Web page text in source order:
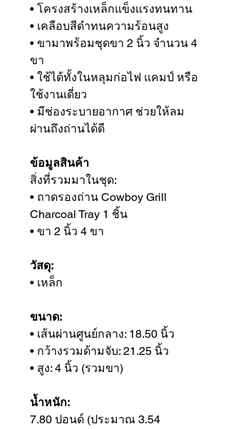
• โครงสร้างเหล็กแข็งแรงทนทาน
• เคลือบสีดำทนความร้อนสูง
• ขามาพร้อมชุดขา 2 นิ้ว จำนวน 4
ขา
• ใช้ได้ทั้งในหลุมก่อไฟ แคมป์ หรือ
ใช้งานเดี่ยว
• มีช่องระบายอากาศ ช่วยให้ลม
ผ่านถึงถ่านได้ดี
ข้อมูลสินค้า
สิ่งที่รวมมาในชุด:
• ถาดรองถ่าน Cowboy Grill
Charcoal Tray 1 ชิ้น
• ขา 2 นิ้ว 4 ขา
วัสดุ:
• เหล็ก
ขนาด:
• เส้นผ่านศูนย์กลาง: 18.50 นิ้ว
• กว้างรวมด้ามจับ: 21.25 นิ้ว
• สูง: 4 นิ้ว (รวมขา)
น้ำหนัก:
7.80 ปอนด์ (ประมาณ 3.54